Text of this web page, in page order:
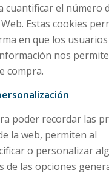
cuantificar el número
Estas cookies
en que los
nos
compra.
poder recordar las
la web, permiten al
o personalizar
de las opciones